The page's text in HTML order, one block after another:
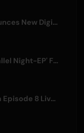
ShowMinorSavage Announces New Digital Single 'Gradation'
BILLY BOO Releases 'Parallel Night-EP' Featuring TV Drama Theme Song
BanG Dream! Yume∞Mita Episode 8 Live Clip Released